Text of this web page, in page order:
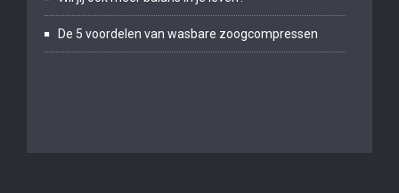
De 5 voordelen van wasbare zoogcompressen